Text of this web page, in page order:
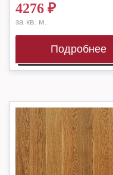
4276 ₽
за кв. м.
Подробнее